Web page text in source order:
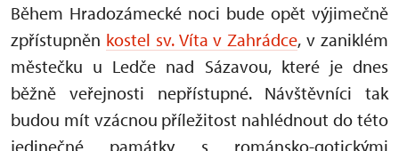
Během Hradozámecké noci bude opět výjimečně
zpřístupněn kostel sv. Víta v Zahrádce, v zaniklém
městečku u Ledče nad Sázavou, které je dnes
běžně veřejnosti nepřístupné. Návštěvníci tak
budou mít vzácnou příležitost nahlédnout do této
jedinečné památky s románsko-gotickými